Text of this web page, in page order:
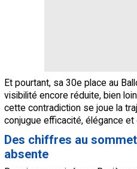
Et pourtant, sa 30e place au
visibilité encore réduite, bien
cette contradiction se joue la
conjugue efficacité, élégance et
Des chiffres au
absente